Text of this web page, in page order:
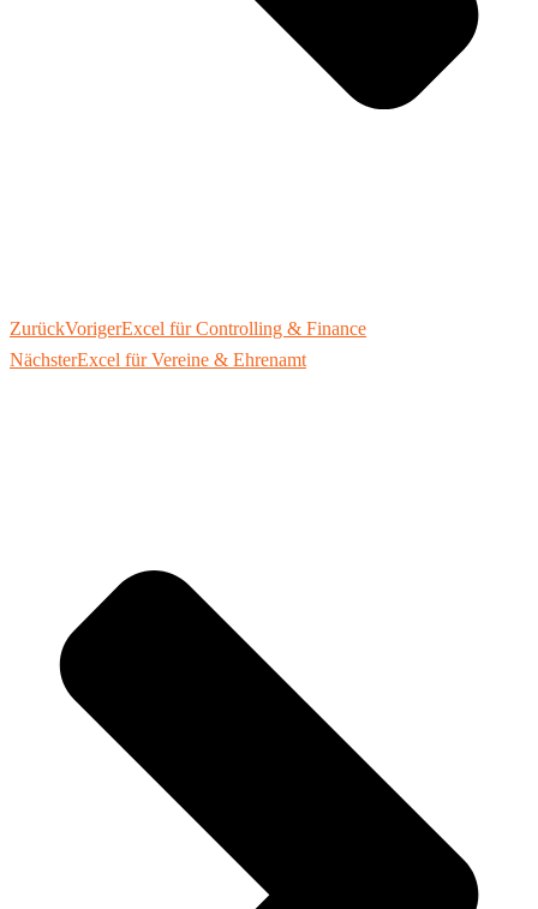
ZurückVorigerExcel für Controlling & Finance
NächsterExcel für Vereine & Ehrenamt